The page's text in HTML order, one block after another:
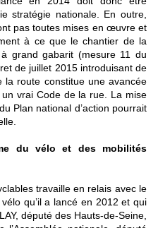
stratégie nationale. En outre,
pas toutes mises en œuvre et
à ce que le chantier de la
grand gabarit (mesure 11 du
de juillet 2015 introduisant de
la route constitue une avancée
vrai Code de la rue. La mise
Plan national d’action pourrait
du vélo et des mobilités
travaille en relais avec le
qu’il a lancé en 2012 et qui
député des Hauts-de-Seine,